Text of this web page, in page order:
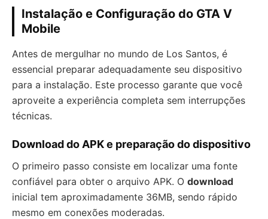
Instalação e Configuração do GTA V
Mobile
Antes de mergulhar no mundo de Los Santos, é
essencial preparar adequadamente seu dispositivo
para a instalação. Este processo garante que você
aproveite a experiência completa sem interrupções
técnicas.
Download do APK e preparação do dispositivo
O primeiro passo consiste em localizar uma fonte
confiável para obter o arquivo APK. O download
inicial tem aproximadamente 36MB, sendo rápido
mesmo em conexões moderadas.